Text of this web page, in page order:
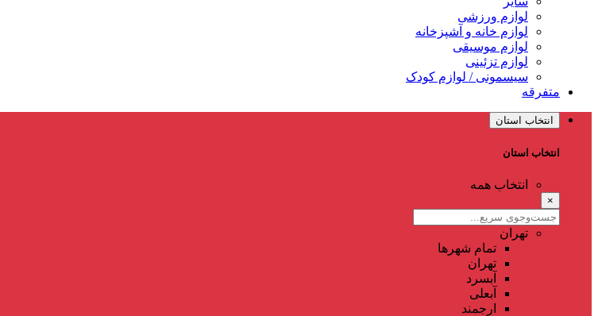
لوازم ورزشی
لوازم خانه و آشپزخانه
لوازم موسیقی
لوازم تزئینی
سیسمونی / لوازم کودک
متفرقه
انتخاب استان
انتخاب استان
انتخاب همه
×
تهران
تمام شهر‌ها
تهران
آبسرد
آبعلی
ارجمند